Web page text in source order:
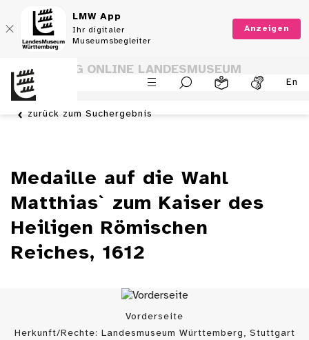
LMW App
Ihr digitaler
Museumsbegleiter
Anzeigen
En
SAMMLUNG ONLINE LANDESMUSEUM
WÜRTTEMBERG
zurück zum Suchergebnis
Medaille auf die Wahl
Matthias` zum Kaiser des
Heiligen Römischen
Reiches, 1612
Vorderseite
Herkunft/Rechte: Landesmuseum Württemberg, Stuttgart